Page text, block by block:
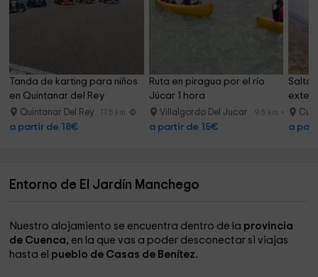
Tanda de karting para niños
en Quintanar del Rey
Quintanar Del Rey 17.5 km
a partir de 18€
Ruta en piragua por el río
Júcar 1 hora
Villalgordo Del Jucar 9.5 km
a partir de 15€
Salto
a
Entorno de El Jardín Manchego
Nuestro alojamiento se encuentra dentro de la provincia
de Cuenca, en la que vas a poder desconectar si viajas
hasta el pueblo de Casas de Benítez.